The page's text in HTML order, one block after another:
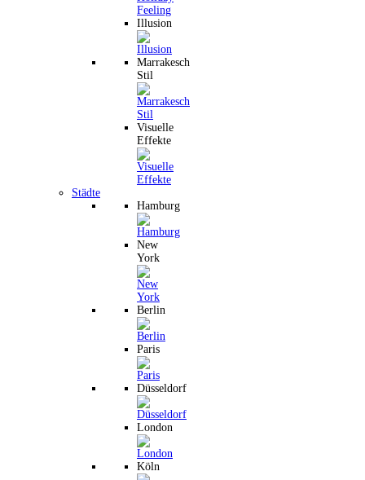
Illusion
Marrakesch
Stil
Visuelle
Effekte
Städte
Hamburg
New
York
Berlin
Paris
Düsseldorf
London
Köln